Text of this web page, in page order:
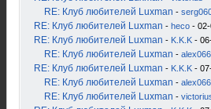
RE: Клуб любителей Luxman -
RE: Клуб любителей Luxman - heco -
RE: Клуб любителей Luxman - K.K.K -
RE: Клуб любителей Luxman -
RE: Клуб любителей Luxman - K.K.K -
RE: Клуб любителей Luxman -
RE: Клуб любителей Luxman -